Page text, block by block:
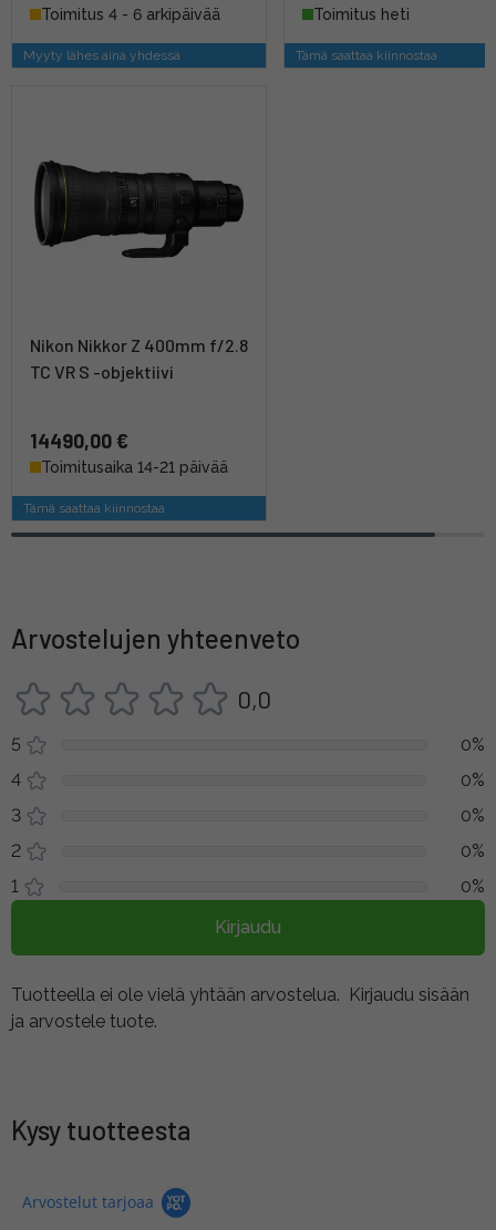
Toimitus 4 - 6 arkipäivää
Myyty lähes aina yhdessä
Toimitus heti
Tämä saattaa kiinnostaa
Nikon Nikkor Z 400mm f/2.8
TC VR S -objektiivi
14490,00 €
Toimitusaika 14-21 päivää
Tämä saattaa kiinnostaa
Arvostelujen yhteenveto
0,0
5
0%
4
0%
3
0%
2
0%
1
0%
Kirjaudu
Tuotteella ei ole vielä yhtään arvostelua. Kirjaudu sisään
ja arvostele tuote.
Kysy tuotteesta
Arvostelut tarjoaa